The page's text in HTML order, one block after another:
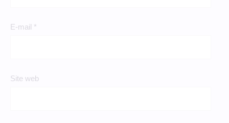
E-mail *
Site web